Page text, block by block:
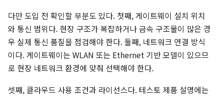
다만 도입 전 확인할 부분도 있다. 첫째, 게이트웨이 설치 위치
와 통신 범위다. 현장 구조가 복잡하거나 금속 구조물이 많은 경
우 실제 통신 품질을 점검해야 한다. 둘째, 네트워크 연결 방식
이다. 게이트웨이는 WLAN 또는 Ethernet 기반 모델이 있으므
로 현장 네트워크 환경에 맞춰 선택해야 한다.
셋째, 클라우드 사용 조건과 라이선스다. 테스토 제품 설명에는